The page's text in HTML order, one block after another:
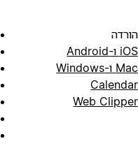
הורדה
iOS ו-Android
Mac ו-Windows
Calendar
Web Clipper